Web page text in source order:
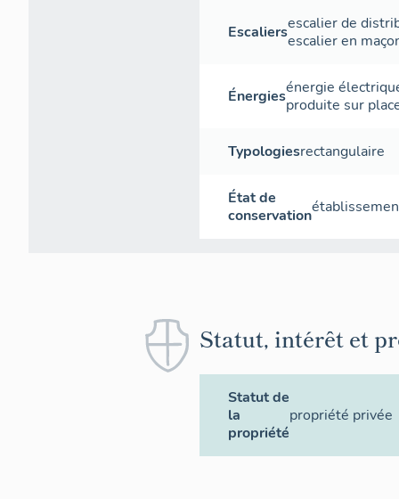
Escaliersescalier de
escalier en
Énergiesénergie
produite sur
Typologiesrectangulaire
État de
conservation
Statut, intérêt et
Statut de
la
propriété
propriété privée